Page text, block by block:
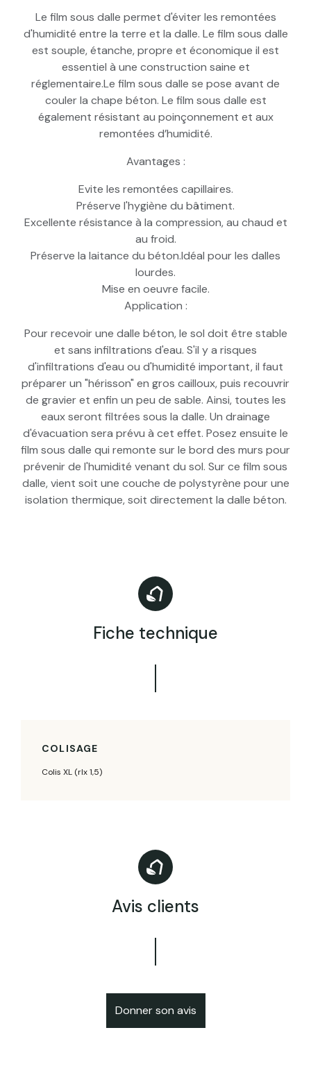
Le film sous dalle permet d'éviter les remontées
d'humidité entre la terre et la dalle. Le film sous dalle
est souple, étanche, propre et économique il est
essentiel à une construction saine et
réglementaire.Le film sous dalle se pose avant de
couler la chape béton. Le film sous dalle est
également résistant au poinçonnement et aux
remontées d’humidité.
Avantages :
Evite les remontées capillaires.
Préserve l'hygiène du bâtiment.
Excellente résistance à la compression, au chaud et
au froid.
Préserve la laitance du béton.Idéal pour les dalles
lourdes.
Mise en oeuvre facile.
Application :
Pour recevoir une dalle béton, le sol doit être stable
et sans infiltrations d'eau. S'il y a risques
d'infiltrations d'eau ou d'humidité important, il faut
préparer un "hérisson" en gros cailloux, puis recouvrir
de gravier et enfin un peu de sable. Ainsi, toutes les
eaux seront filtrées sous la dalle. Un drainage
d'évacuation sera prévu à cet effet. Posez ensuite le
film sous dalle qui remonte sur le bord des murs pour
prévenir de l'humidité venant du sol. Sur ce film sous
dalle, vient soit une couche de polystyrène pour une
isolation thermique, soit directement la dalle béton.
Fiche technique
COLISAGE
Colis XL (rlx 1,5)
Avis clients
Donner son avis